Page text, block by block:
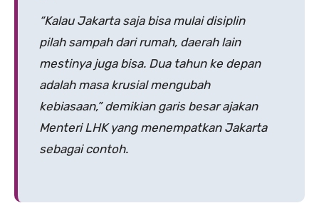
“Kalau Jakarta saja bisa mulai disiplin
pilah sampah dari rumah, daerah lain
mestinya juga bisa. Dua tahun ke depan
adalah masa krusial mengubah
kebiasaan,” demikian garis besar ajakan
Menteri LHK yang menempatkan Jakarta
sebagai contoh.